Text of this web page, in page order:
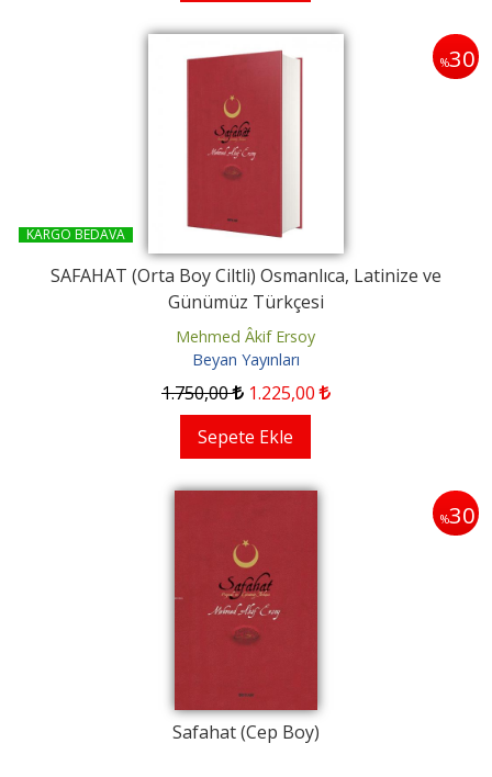
%30
KARGO BEDAVA
SAFAHAT (Orta Boy Ciltli) Osmanlıca, Latinize ve
Günümüz Türkçesi
Mehmed Âkif Ersoy
Beyan Yayınları
1.750,00 1.225,00
Sepete Ekle
%30
Safahat (Cep Boy)